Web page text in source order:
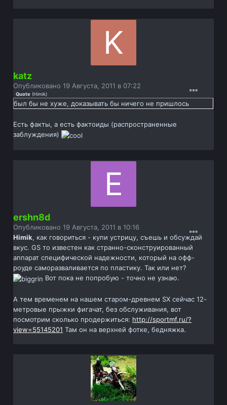
katz
Опубликовано19 Августа, 2011 в 07:22
Quote (Himik)
был бы не хуже, доказывать бы ничего не пришлось
Есть факты, а есть фактоиды (распространенные
заблуждения)
ershn8d
Опубликовано19 Августа, 2011 в 10:16
Himik, как говориться - купи устрицу, съешь и обсуждай
вкус. GS то известен как странно-сконструированный
аппарат специфической надежности, который на офф-
роуде саморазваливается по пластику. Так или нет?
Вот пока не попробую - точно не узнаю.
А тем временем на нашем старом-древнем SX сейчас 12-
метровые прыжки фигачат, без обслуживания, вот
посмотрим сколько продержиться: http://sportmf.ru/?
view=55145201 Там он на верхней фотке, бедняжка.